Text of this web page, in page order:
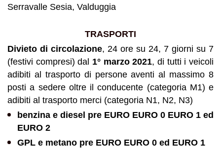
Serravalle Sesia, Valduggia
TRASPORTI
Divieto di circolazione, 24 ore su 24, 7 giorni su 7
(festivi compresi) dal 1° marzo 2021, di tutti i veicoli
adibiti al trasporto di persone aventi al massimo 8
posti a sedere oltre il conducente (categoria M1) e
adibiti al trasporto merci (categoria N1, N2, N3)
benzina e diesel pre EURO EURO 0 EURO 1 ed
EURO 2
GPL e metano pre EURO EURO 0 ed EURO 1